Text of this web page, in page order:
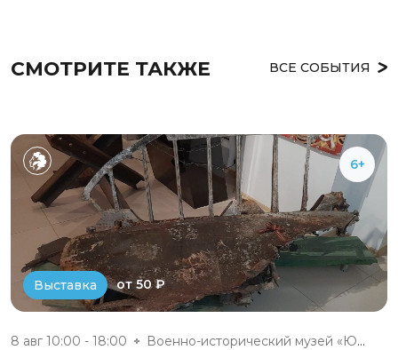
СМОТРИТЕ ТАКЖЕ ВСЕ СОБЫТИЯ
6+
Выставка от 50 ₽
8 авг 10:00 - 18:00 Военно-исторический музей «Юхн...